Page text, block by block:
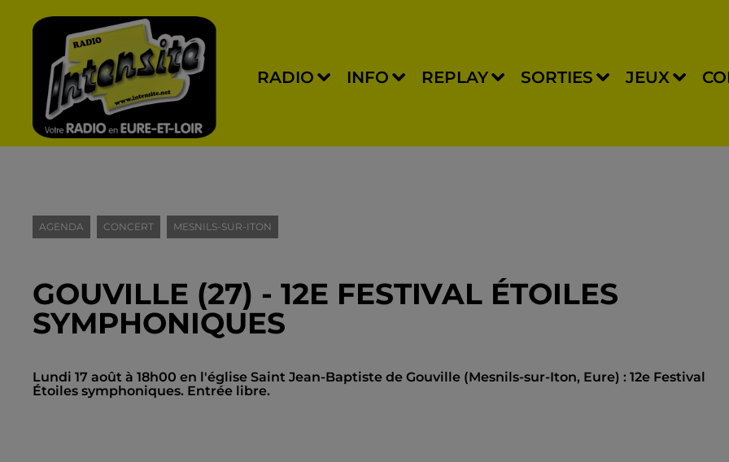
RADIO INFO REPLAY SORTIES JEUX
AGENDA CONCERT MESNILS-SUR-ITON
GOUVILLE (27) - 12E FESTIVAL ÉTOILES
SYMPHONIQUES
Lundi 17 août à 18h00 en l'église Saint Jean-Baptiste de Gouville (Mesnils-sur-Iton, Eure) : 12e Festival
Étoiles symphoniques. Entrée libre.